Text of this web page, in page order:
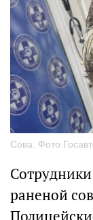
Сова. Фото
раненой